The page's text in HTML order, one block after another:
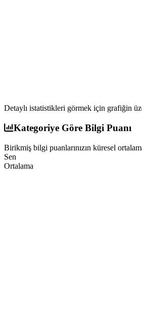
Detaylı istatistikleri görmek için grafiğin
Kategoriye Göre Bilgi Puanı
Birikmiş bilgi puanlarınızın küresel
Sen
Ortalama